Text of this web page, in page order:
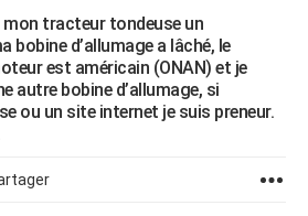
mon tracteur tondeuse un
bobine d’allumage a lâché, le
est américain (ONAN) et je
autre bobine d’allumage, si
ou un site internet je suis preneur.